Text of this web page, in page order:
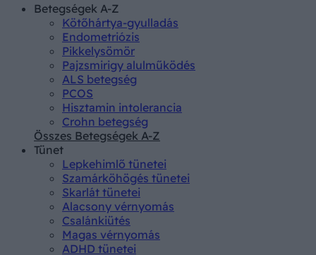
Betegségek A-Z
Kötőhártya-gyulladás
Endometriózis
Pikkelysömör
Pajzsmirigy alulműködés
ALS betegség
PCOS
Hisztamin intolerancia
Crohn betegség
Összes Betegségek A-Z
Tünet
Lepkehimlő tünetei
Szamárköhögés tünetei
Skarlát tünetei
Alacsony vérnyomás
Csalánkiütés
Magas vérnyomás
ADHD tünetei